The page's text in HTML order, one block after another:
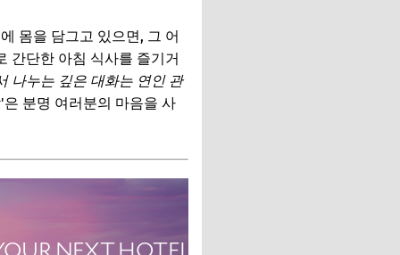
몸을 담그고 있으면, 그 어
간단한 아침 식사를 즐기거
나누는 깊은 대화는 연인 관
분명 여러분의 마음을 사